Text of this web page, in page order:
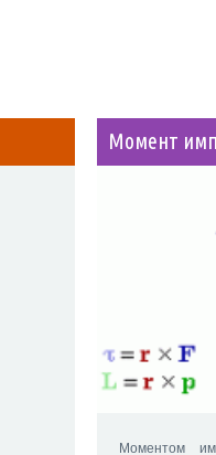
Момент
Моментом